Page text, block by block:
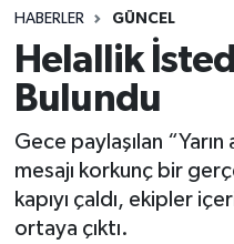
HABERLER GÜNCEL
Helallik
Bulundu
Gece paylaşılan
mesajı korkunç bir
kapıyı çaldı, ekipler
ortaya çıktı.
Magazin
Muğla Haber
Siyaset
Muğla Trafik
Süper Lig Puan
Tüm Manşetler
Son Dakika